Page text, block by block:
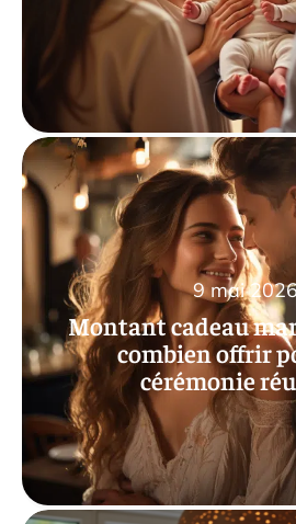
Montant cadeau
combien offrir
cérémonie
9 mai